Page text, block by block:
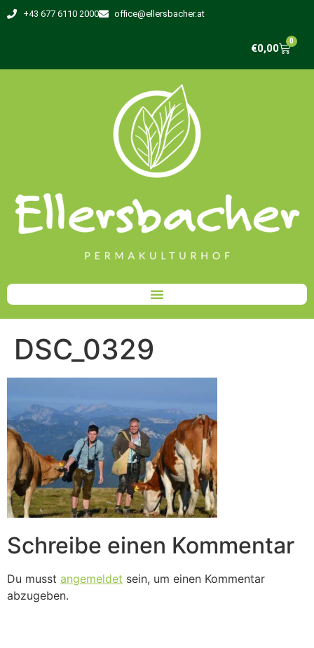
+43 677 6110 2000 office@ellersbacher.at
€0,00
0
DSC_0329
Schreibe einen Kommentar
Du musst angemeldet sein, um einen Kommentar
abzugeben.